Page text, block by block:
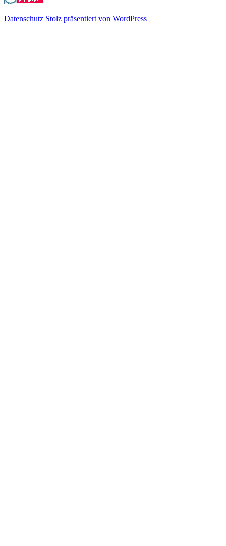
Datenschutz Stolz präsentiert von WordPress